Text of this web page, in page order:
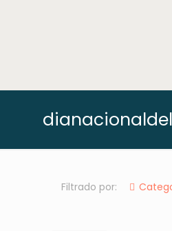
Filtrado por: